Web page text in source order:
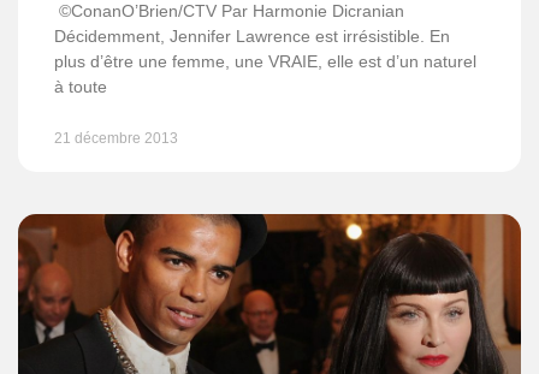
©ConanO’Brien/CTV Par Harmonie Dicranian
Décidemment, Jennifer Lawrence est irrésistible. En
plus d’être une femme, une VRAIE, elle est d’un naturel
à toute
21 décembre 2013